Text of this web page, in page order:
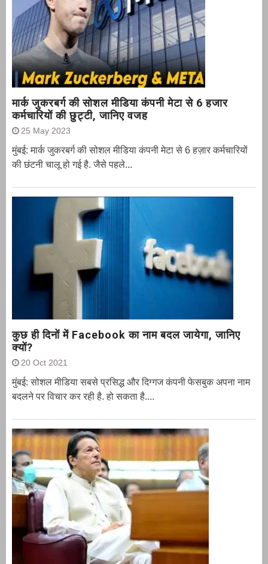
मार्क जुकरबर्ग की सोशल मीडिया कंपनी मेटा से 6 हजार
कर्मचारियों की छुट्टी, जानिए वजह
25 May 2023
मुंबई: मार्क जुकरबर्ग की सोशल मीडिया कंपनी मेटा से 6 हज़ार कर्मचारियों
की छंटनी चालू हो गई है. जैसे पहले...
कुछ ही दिनों में Facebook का नाम बदल जायेगा, जानिए
क्यों?
20 Oct 2021
मुंबई: सोशल मीडिया सबसे प्रसिद्ध और दिग्गज कंपनी फेसबुक अपना नाम
बदलने पर विचार कर रही है. हो सकता है....